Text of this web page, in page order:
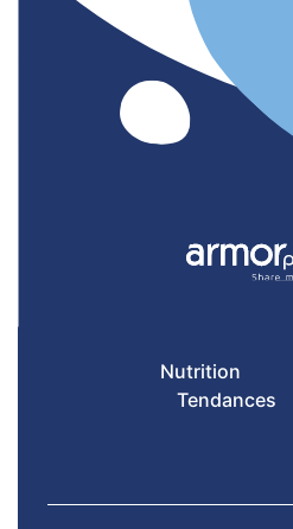
Nutrition
Tendances